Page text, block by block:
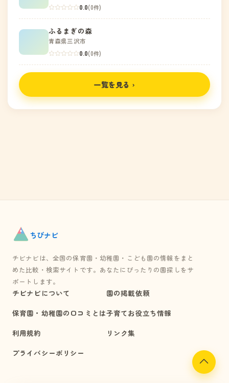
0.0(0件)
ふるまぎの森
青森県三沢市
0.0(0件)
一覧を見る ›
ちびナビ
チビナビは、全国の保育園・幼稚園・こども園の情報をまと
めた比較・検索サイトです。あなたにぴったりの園探しをサ
ポートします。
チビナビについて
保育園・幼稚園の口コミとは
利用規約
プライバシーポリシー
園の掲載依頼
子育てお役立ち情報
リンク集